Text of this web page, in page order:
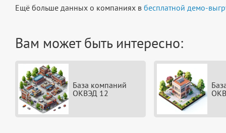
Ещё больше данных о компаниях в бесплатной демо-
Вам может быть интересно:
База компаний
ОКВЭД 12